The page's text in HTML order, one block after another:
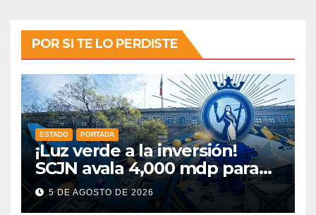
POR SI TE LO PERDISTE
ESTADO PORTADA
¡Luz verde a la inversión!
SCJN avala 4,000 mdp para
Guanajuato: ¿en qué se usará
este dinero?
5 DE AGOSTO DE 2026